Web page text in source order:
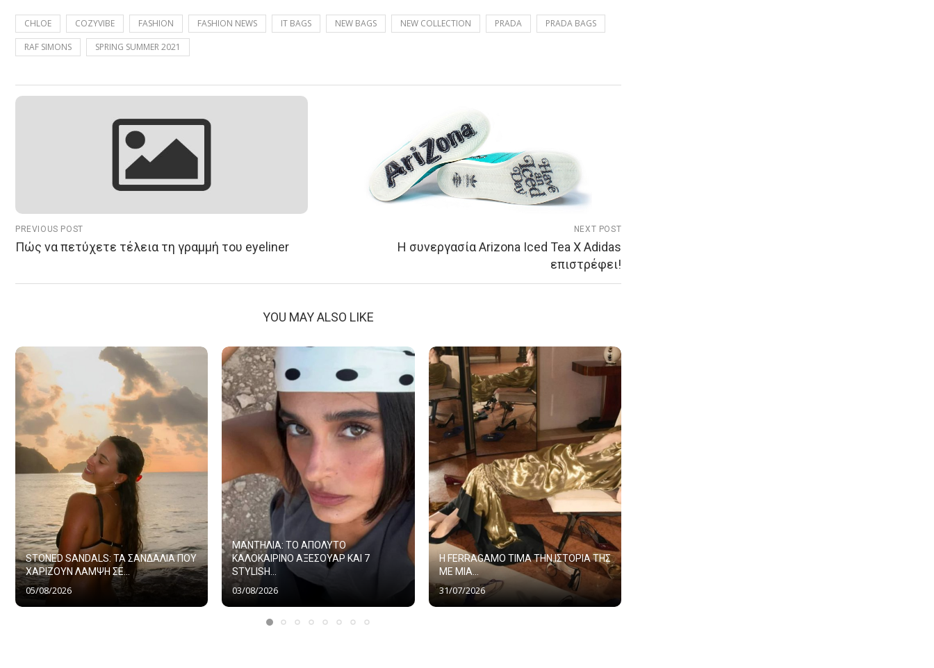
CHLOE COZYVIBE FASHION FASHION NEWS IT BAGS NEW BAGS NEW COLLECTION PRADA
PRADA BAGS
RAF SIMONS
SPRING SUMMER 2021
PREVIOUS POST
Πώς να πετύχετε τέλεια τη γραμμή του eyeliner
NEXT POST
Η συνεργασία Arizona Iced Tea X Adidas
επιστρέφει!
YOU MAY ALSO LIKE
STONED SANDALS: ΤΑ ΣΑΝΔΑΛΙΑ ΠΟΥ
ΧΑΡΙΖΟΥΝ ΛΑΜΨΗ ΣΕ...
05/08/2026
ΜΑΝΤΗΛΙΑ: ΤΟ ΑΠΟΛΥΤΟ
ΚΑΛΟΚΑΙΡΙΝΟ ΑΞΕΣΟΥΑΡ ΚΑΙ 7
STYLISH...
03/08/2026
Η FERRAGAMO ΤΙΜΑ ΤΗΝ ΙΣΤΟΡΙΑ ΤΗΣ
ΜΕ ΜΙΑ...
31/07/2026